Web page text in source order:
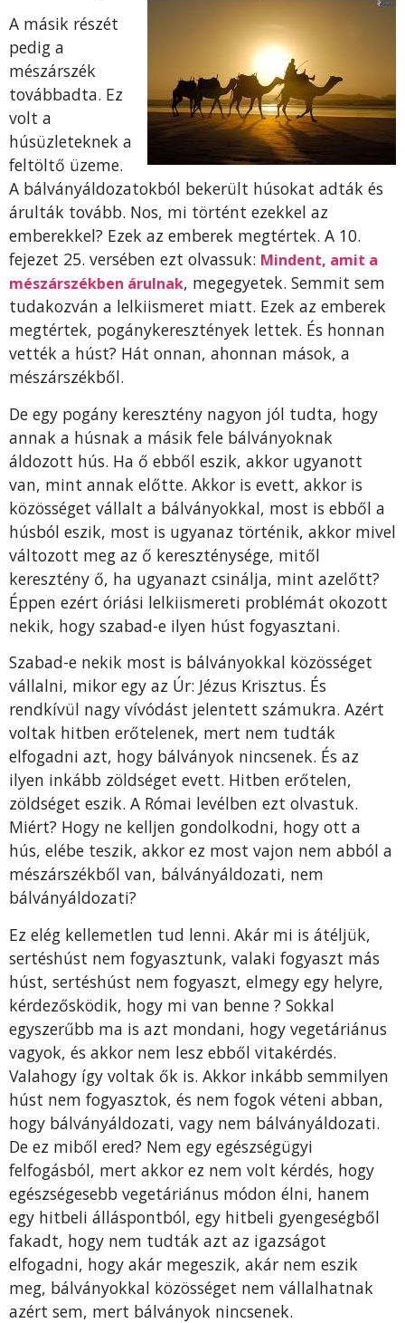
A másik részét
pedig a
mészárszék
továbbadta. Ez
volt a
húsüzleteknek a
feltöltő üzeme.
A bálványáldozatokból bekerült húsokat adták és
árulták tovább. Nos, mi történt ezekkel az
emberekkel? Ezek az emberek megtértek. A 10.
fejezet 25. versében ezt olvassuk: Mindent, amit a
mészárszékben árulnak, megegyetek. Semmit sem
tudakozván a lelkiismeret miatt. Ezek az emberek
megtértek, pogánykeresztények lettek. És honnan
vették a húst? Hát onnan, ahonnan mások, a
mészárszékből.
De egy pogány keresztény nagyon jól tudta, hogy
annak a húsnak a másik fele bálványoknak
áldozott hús. Ha ő ebből eszik, akkor ugyanott
van, mint annak előtte. Akkor is evett, akkor is
közösséget vállalt a bálványokkal, most is ebből a
húsból eszik, most is ugyanaz történik, akkor mivel
változott meg az ő kereszténysége, mitől
keresztény ő, ha ugyanazt csinálja, mint azelőtt?
Éppen ezért óriási lelkiismereti problémát okozott
nekik, hogy szabad-e ilyen húst fogyasztani.
Szabad-e nekik most is bálványokkal közösséget
vállalni, mikor egy az Úr: Jézus Krisztus. És
rendkívül nagy vívódást jelentett számukra. Azért
voltak hitben erőtelenek, mert nem tudták
elfogadni azt, hogy bálványok nincsenek. És az
ilyen inkább zöldséget evett. Hitben erőtelen,
zöldséget eszik. A Római levélben ezt olvastuk.
Miért? Hogy ne kelljen gondolkodni, hogy ott a
hús, elébe teszik, akkor ez most vajon nem abból a
mészárszékből van, bálványáldozati, nem
bálványáldozati?
Ez elég kellemetlen tud lenni. Akár mi is átéljük,
sertéshúst nem fogyasztunk, valaki fogyaszt más
húst, sertéshúst nem fogyaszt, elmegy egy helyre,
kérdezősködik, hogy mi van benne ? Sokkal
egyszerűbb ma is azt mondani, hogy vegetáriánus
vagyok, és akkor nem lesz ebből vitakérdés.
Valahogy így voltak ők is. Akkor inkább semmilyen
húst nem fogyasztok, és nem fogok véteni abban,
hogy bálványáldozati, vagy nem bálványáldozati.
De ez miből ered? Nem egy egészségügyi
felfogásból, mert akkor ez nem volt kérdés, hogy
egészségesebb vegetáriánus módon élni, hanem
egy hitbeli álláspontból, egy hitbeli gyengeségből
fakadt, hogy nem tudták azt az igazságot
elfogadni, hogy akár megeszik, akár nem eszik
meg, bálványokkal közösséget nem vállalhatnak
azért sem, mert bálványok nincsenek.